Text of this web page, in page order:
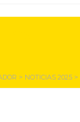
> NOTICIAS 2025 >